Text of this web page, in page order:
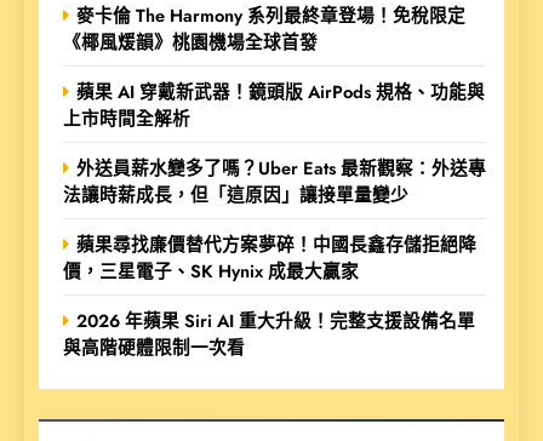
麥卡倫 The Harmony 系列最終章登場！免稅限定
《椰風煖韻》桃園機場全球首發
蘋果 AI 穿戴新武器！鏡頭版 AirPods 規格、功能與
上市時間全解析
外送員薪水變多了嗎？Uber Eats 最新觀察：外送專
法讓時薪成長，但「這原因」讓接單量變少
蘋果尋找廉價替代方案夢碎！中國長鑫存儲拒絕降
價，三星電子、SK Hynix 成最大贏家
2026 年蘋果 Siri AI 重大升級！完整支援設備名單
與高階硬體限制一次看